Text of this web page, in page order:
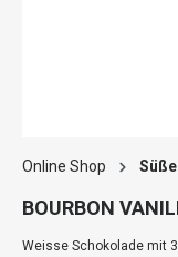
Online Shop
BOURBON
Weisse Schokolade mit